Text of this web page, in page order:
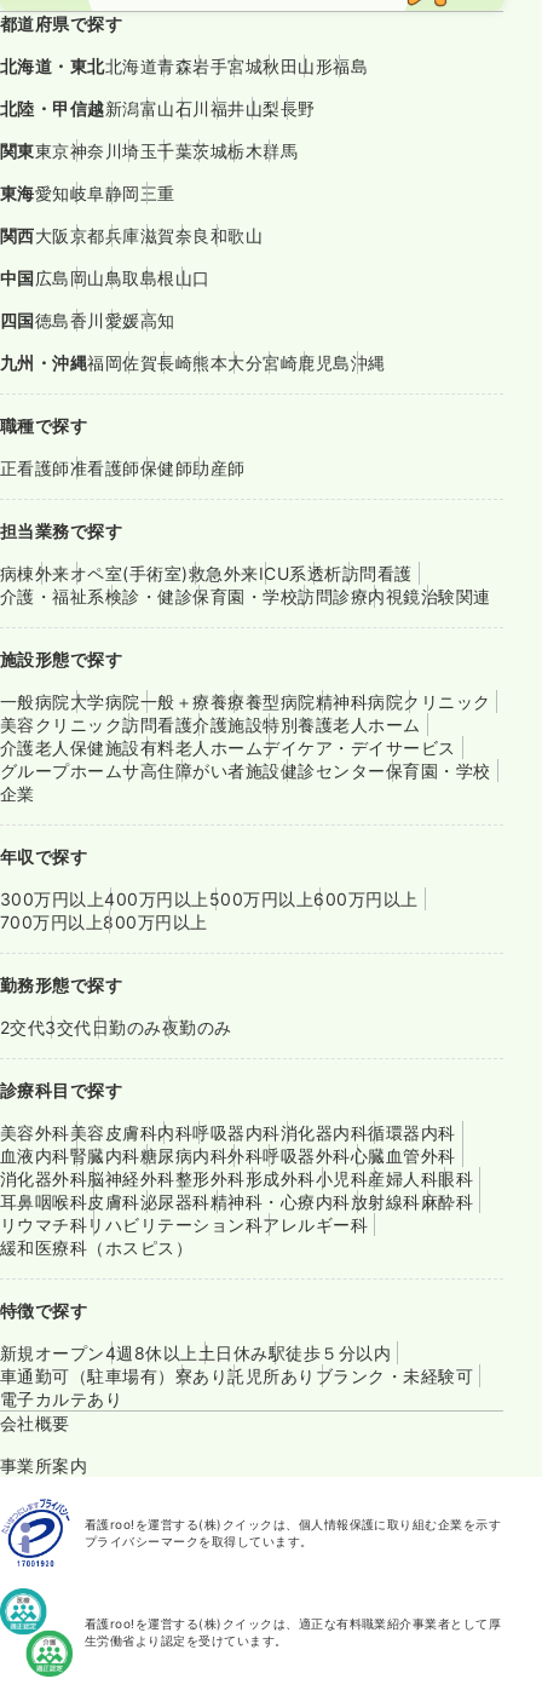
都道府県で探す
北海道・東北北海道青森岩手宮城秋田山形福島
北陸・甲信越新潟富山石川福井山梨長野
関東東京神奈川埼玉千葉茨城栃木群馬
東海愛知岐阜静岡三重
関西大阪京都兵庫滋賀奈良和歌山
中国広島岡山鳥取島根山口
四国徳島香川愛媛高知
九州・沖縄福岡佐賀長崎熊本大分宮崎鹿児島沖縄
職種で探す
正看護師准看護師保健師助産師
担当業務で探す
病棟外来オペ室(手術室)救急外来ICU系透析訪問看護
介護・福祉系検診・健診保育園・学校訪問診療内視鏡治験関連
施設形態で探す
一般病院大学病院一般＋療養療養型病院精神科病院クリニック
美容クリニック訪問看護介護施設特別養護老人ホーム
介護老人保健施設有料老人ホームデイケア・デイサービス
グループホームサ高住障がい者施設健診センター保育園・学校
企業
年収で探す
300万円以上400万円以上 500万円以上600万円以上
700万円以上800万円以上
勤務形態で探す
2交代3交代日勤のみ夜勤のみ
診療科目で探す
美容外科美容皮膚科内科呼吸器内科消化器内科循環器内科
血液内科腎臓内科糖尿病内科外科呼吸器外科心臓血管外科
消化器外科脳神経外科整形外科形成外科小児科産婦人科眼科
耳鼻咽喉科皮膚科泌尿器科精神科・心療内科放射線科麻酔科
リウマチ科リハビリテーション科アレルギー科
緩和医療科（ホスピス）
特徴で探す
新規オープン4週8休以上 土日休み駅徒歩５分以内
車通勤可（駐車場有） 寮あり託児所あり ブランク・未経験可
電子カルテあり
会社概要
事業所案内
看護roo!を運営する(株)クイックは、個人情報保護に取り組む企業を示す
プライバシーマークを取得しています。
看護roo!を運営する(株)クイックは、適正な有料職業紹介事業者として厚
生労働省より認定を受けています。